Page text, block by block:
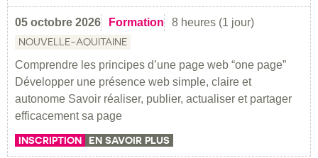
05 octobre 2026 Formation 8 heures (1 jour)
NOUVELLE-AQUITAINE
Comprendre les principes d’une page web “one page”
Développer une présence web simple, claire et
autonome Savoir réaliser, publier, actualiser et partager
efficacement sa page
INSCRIPTION EN SAVOIR PLUS